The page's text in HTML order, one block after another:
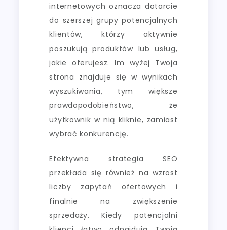
internetowych oznacza dotarcie
do szerszej grupy potencjalnych
klientów, którzy aktywnie
poszukują produktów lub usług,
jakie oferujesz. Im wyżej Twoja
strona znajduje się w wynikach
wyszukiwania, tym większe
prawdopodobieństwo, że
użytkownik w nią kliknie, zamiast
wybrać konkurencję.
Efektywna strategia SEO
przekłada się również na wzrost
liczby zapytań ofertowych i
finalnie na zwiększenie
sprzedaży. Kiedy potencjalni